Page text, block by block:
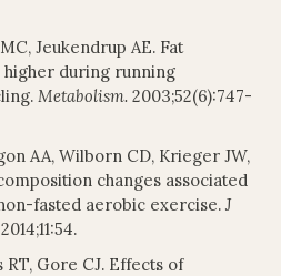
Jeukendrup AE. Fat
during running
Metabolism. 2003;52(6):747-
AA, Wilborn CD, Krieger JW,
changes associated
fasted aerobic exercise.J
2014;11:54.
Gore CJ. Effects of